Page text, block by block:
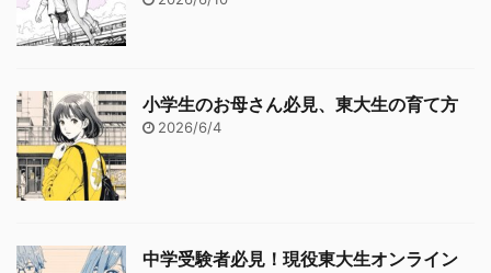
小学生のお母さん必見、東大生の育て方
2026/6/4
中学受験者必見！現役東大生オンライン